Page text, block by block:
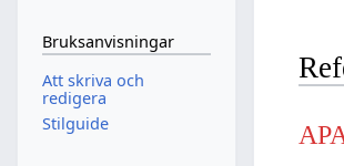
Bruksanvisningar
Att skriva och
redigera
Stilguide